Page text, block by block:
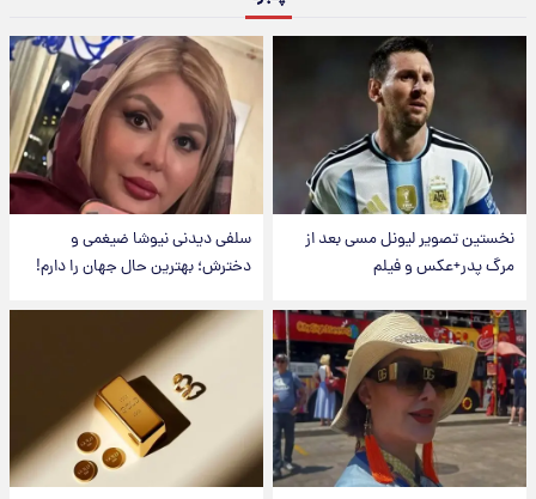
نخستین تصویر لیونل مسی بعد از
مرگ پدر+عکس و فیلم
سلفی دیدنی نیوشا ضیغمی و
دخترش؛ بهترین حال جهان را دارم!